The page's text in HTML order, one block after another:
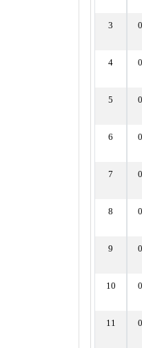
3
4
5
6
7
8
9
10
11